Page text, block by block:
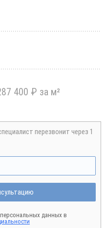
400 ₽ за м²
перезвонит через 1
данных в